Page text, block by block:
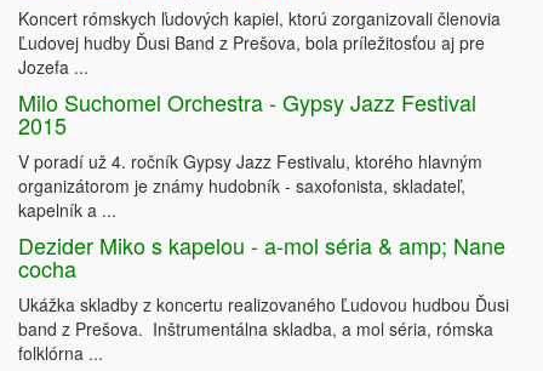
Koncert rómskych ľudových kapiel, ktorú zorganizovali členovia
Ľudovej hudby Ďusi Band z Prešova, bola príležitosťou aj pre
Jozefa ...
Milo Suchomel Orchestra - Gypsy Jazz Festival
2015
V poradí už 4. ročník Gypsy Jazz Festivalu, ktorého hlavným
organizátorom je známy hudobník - saxofonista, skladateľ,
kapelník a ...
Dezider Miko s kapelou - a-mol séria & amp; Nane
cocha
Ukážka skladby z koncertu realizovaného Ľudovou hudbou Ďusi
band z Prešova. Inštrumentálna skladba, a mol séria, rómska
folklórna ...